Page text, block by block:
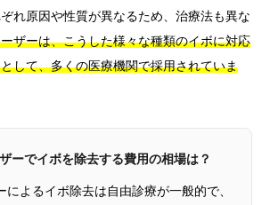
れ原因や性質が異なるため、治療法も異な
ザーは、こうした様々な種類のイボに対応
して、多くの医療機関で採用されていま
ーでイボを除去する費用の相場は？
によるイボ除去は自由診療が一般的で、